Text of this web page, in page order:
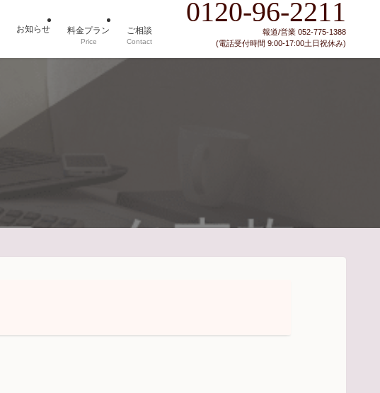
お知らせ 料金プラン
Price
ご相談
Contact
0120-96-2211
報道/営業 052-775-1388
(電話受付時間 9:00-17:00土日祝休み)